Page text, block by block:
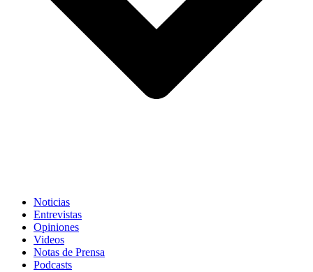
Noticias
Entrevistas
Opiniones
Videos
Notas de Prensa
Podcasts